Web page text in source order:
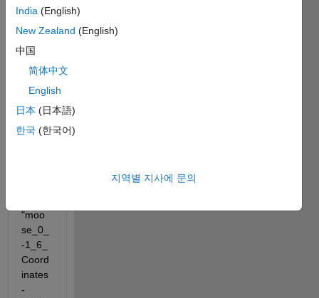
e see
below
an
ple of
file
name
"moo
se_0_
-1_6_
Coord
inates
-
India (English)
New Zealand (English)
中国
简体中文
English
日本 (日本語)
한국 (한국어)
지역별 지사에 문의